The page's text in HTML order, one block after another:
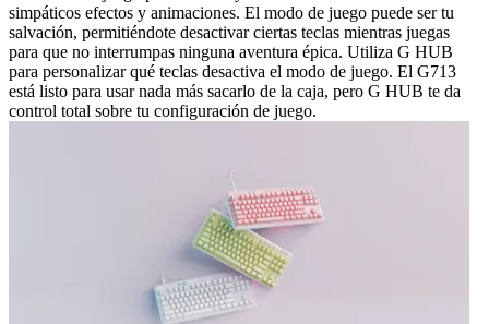
simpáticos efectos y animaciones. El modo de juego puede ser tu
salvación, permitiéndote desactivar ciertas teclas mientras juegas
para que no interrumpas ninguna aventura épica. Utiliza G HUB
para personalizar qué teclas desactiva el modo de juego. El G713
está listo para usar nada más sacarlo de la caja, pero G HUB te da
control total sobre tu configuración de juego.